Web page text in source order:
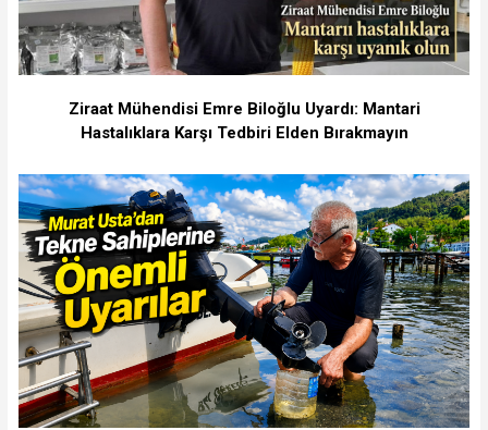
Ziraat Mühendisi Emre Biloğlu Uyardı: Mantari
Hastalıklara Karşı Tedbiri Elden Bırakmayın